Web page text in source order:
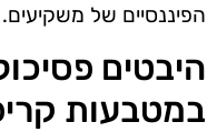
הפיננסיים של משקיעים.
היבטים
במטבעות